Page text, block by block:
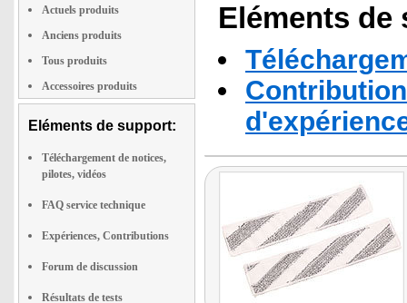
Actuels produits
Anciens produits
Tous produits
Accessoires produits
Eléments de support:
Téléchargement de notices,
pilotes, vidéos
FAQ service technique
Expériences, Contributions
Forum de discussion
Résultats de tests
Eléments